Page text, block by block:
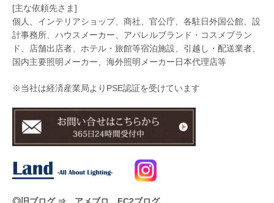
[主な依頼先さま]
個人、インテリアショップ、商社、官公庁、各駐日外国公館、設
計事務所、ハウスメーカー、アパレルブランド・コスメブラン
ド、店舗出店者、ホテル・旅館等宿泊施設、引越し・配送業者、
国内主要照明メーカー、海外照明メーカー日本代理店等
※当社は経済産業局よりPSE認証を受けています